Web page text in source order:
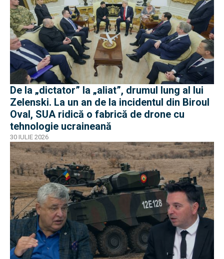
De la „dictator” la „aliat”, drumul lung al lui
Zelenski. La un an de la incidentul din Biroul
Oval, SUA ridică o fabrică de drone cu
tehnologie ucraineană
30 IULIE 2026
EXCLUSIV